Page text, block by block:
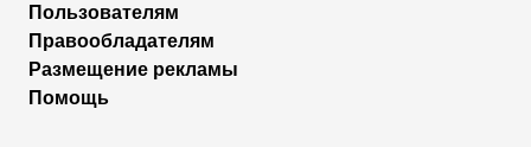
Пользователям
Правообладателям
Размещение рекламы
Помощь